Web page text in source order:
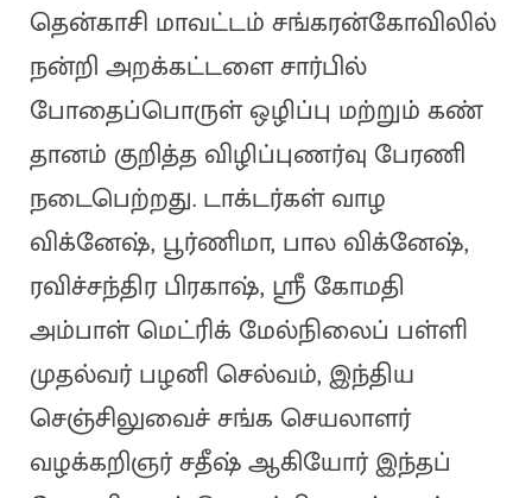
தென்காசி மாவட்டம் சங்கரன்கோவிலில்
நன்றி அறக்கட்டளை சார்பில்
போதைப்பொருள் ஒழிப்பு மற்றும் கண்
தானம் குறித்த விழிப்புணர்வு பேரணி
நடைபெற்றது. டாக்டர்கள் வாழ
விக்னேஷ், பூர்ணிமா, பால விக்னேஷ்,
ரவிச்சந்திர பிரகாஷ், ஸ்ரீ கோமதி
அம்பாள் மெட்ரிக் மேல்நிலைப் பள்ளி
முதல்வர் பழனி செல்வம், இந்திய
செஞ்சிலுவைச் சங்க செயலாளர்
வழக்கறிஞர் சதீஷ் ஆகியோர் இந்தப்